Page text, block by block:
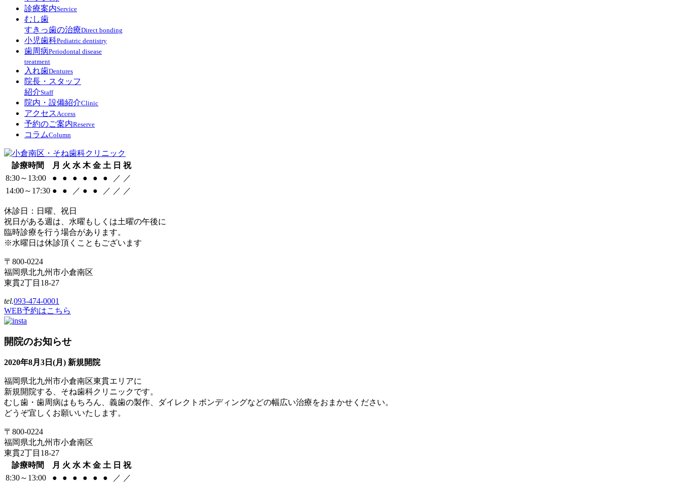
診療案内Service
むし歯
すきっ歯の治療Direct bonding
小児歯科Pediatric dentistry
歯周病Periodontal disease
treatment
入れ歯Dentures
院長・スタッフ
紹介Staff
院内・設備紹介Clinic
アクセス Access
予約のご案内Reserve
コラムColumn
診療時間 月 火 水 木 金 土 日 祝
8:30～13:00
● ● ● ● ● ● ／ ／
14:00～17:30 ● ● ／ ● ● ／ ／ ／
休診日：日曜、祝日
祝日がある週は、水曜もしくは土曜の午後に
臨時診療を行う場合があります。
※水曜日は休診頂くこともございます
〒800-0224
福岡県北九州市小倉南区
東貫2丁目18-27
tel.093-474-0001
WEB予約はこちら
開院のお知らせ
2020年8月3日(月) 新規開院
福岡県北九州市小倉南区東貫エリアに
新規開院する、そね歯科クリニックです。
むし歯・歯周病はもちろん、義歯の製作、ダイレクトボンディングなどの幅広い治療をおまかせください。
どうぞ宜しくお願いいたします。
〒800-0224
福岡県北九州市小倉南区
東貫2丁目18-27
診療時間
月 火 水 木 金 土 日 祝
8:30～13:00
● ● ● ● ● ● ／ ／